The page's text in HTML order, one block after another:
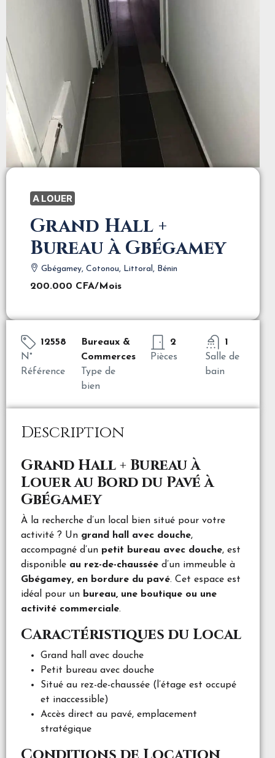
A LOUER
Grand Hall +
Bureau à Gbégamey
Gbégamey, Cotonou, Littoral, Bénin
200.000 CFA/Mois
12558
N°
Référence
Bureaux &
Commerces
Type de
bien
2
Pièces
1
Salle de
bain
Description
Grand Hall + Bureau à
Louer au Bord du Pavé à
Gbégamey
À la recherche d’un local bien situé pour votre
activité ? Un grand hall avec douche,
accompagné d’un petit bureau avec douche, est
disponible au rez-de-chaussée d’un immeuble à
Gbégamey, en bordure du pavé. Cet espace est
idéal pour un bureau, une boutique ou une
activité commerciale.
Caractéristiques du Local
Grand hall avec douche
Petit bureau avec douche
Situé au rez-de-chaussée (l’étage est occupé
et inaccessible)
Accès direct au pavé, emplacement
stratégique